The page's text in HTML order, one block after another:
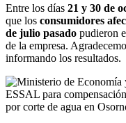
Entre los días 21 y 30 de
que los consumidores
de julio pasado pudieron
de la empresa.
informando los resultados.